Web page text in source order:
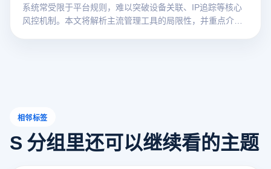
系统常受限于平台规则，难以突破设备关联、IP追踪等核心
风控机制。本文将解析主流管理工具的局限性，并重点介绍
相邻标签
S 分组里还可以继续看的主题